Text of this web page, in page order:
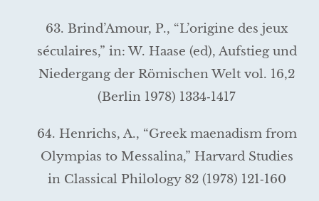
63. Brind’Amour, P., “L’origine des jeux
séculaires,” in: W. Haase (ed), Aufstieg und
Niedergang der Römischen Welt vol. 16,2
(Berlin 1978) 1334‑1417
64. Henrichs, A., “Greek maenadism from
Olympias to Messalina,” Harvard Studies
in Classical Philology 82 (1978) 121‑160